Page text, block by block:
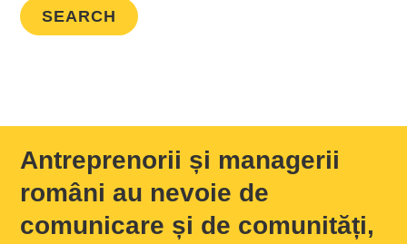
Antreprenorii și managerii
români au nevoie de
comunicare și de comunități,